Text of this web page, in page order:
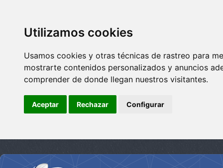
Utilizamos cookies
Usamos cookies y otras técnicas de rastreo para
mostrarte contenidos personalizados y anuncios
comprender de donde llegan nuestros visitantes.
Aceptar Rechazar Configurar